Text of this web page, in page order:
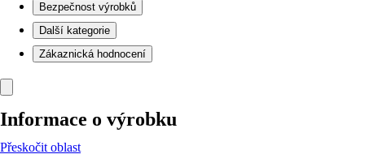
Bezpečnost výrobků
Další kategorie
Zákaznická hodnocení
Informace o výrobku
Přeskočit oblast